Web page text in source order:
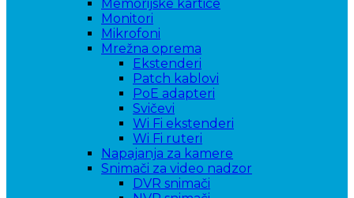
Memorijske kartice
Monitori
Mikrofoni
Mrežna oprema
Ekstenderi
Patch kablovi
PoE adapteri
Svičevi
Wi Fi ekstenderi
Wi Fi ruteri
Napajanja za kamere
Snimači za video nadzor
DVR snimači